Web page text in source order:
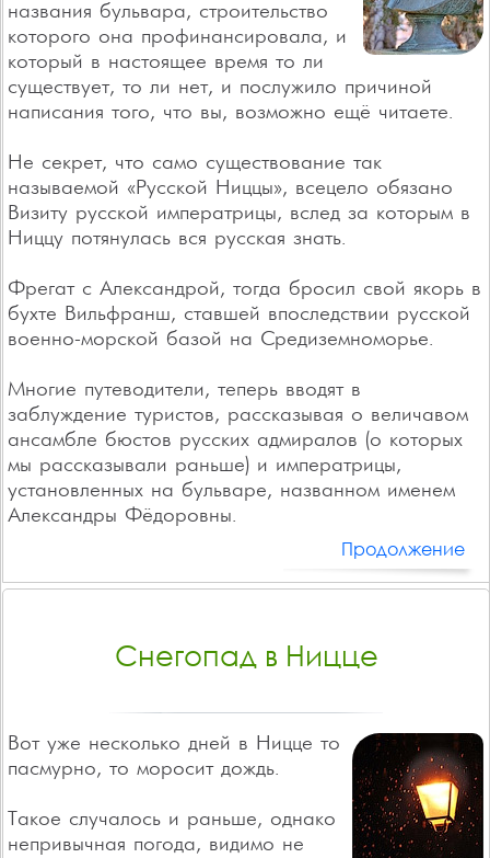
названия бульвара, строительство
которого она профинансировала, и
который в настоящее время то ли
существует, то ли нет, и послужило причиной
написания того, что вы, возможно ещё читаете.
Не секрет, что само существование так
называемой «Русской Ниццы», всецело обязано
Визиту русской императрицы, вслед за которым в
Ниццу потянулась вся русская знать.
Фрегат с Александрой, тогда бросил свой якорь в
бухте Вильфранш, ставшей впоследствии русской
военно-морской базой на Средиземноморье.
Многие путеводители, теперь вводят в
заблуждение туристов, рассказывая о величавом
ансамбле бюстов русских адмиралов (о которых
мы рассказывали раньше) и императрицы,
установленных на бульваре, названном именем
Александры Фёдоровны.
Продолжение
Снегопад в Ницце
Вот уже несколько дней в Ницце то
пасмурно, то моросит дождь.
Такое случалось и раньше, однако
непривычная погода, видимо не